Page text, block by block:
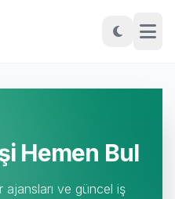
Hemen Bul
ve güncel iş